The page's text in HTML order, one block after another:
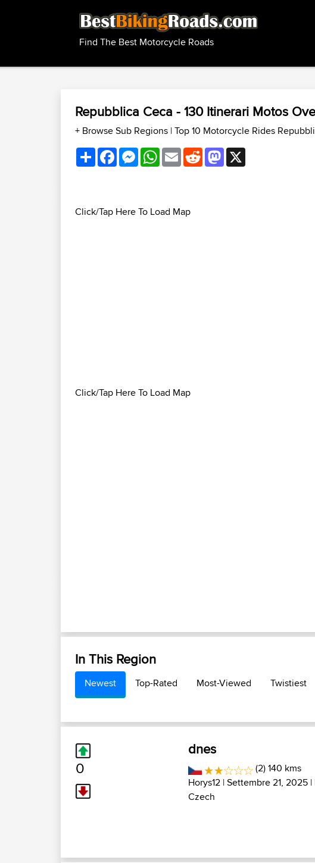
Find The Best Motorcycle Roads
Repubblica Ceca - 130 Itinerari Motos
+ Browse Sub Regions |Top 10 Motorcycle Rides
ShareFacebookMessenger
WhatsApp
EmailRedditMastodon
Click/Tap Here To Load Map
Click/Tap Here To Load Map
In This Region
Newest Top-Rated Most-Viewed Twistiest
0
dnes
(2) 140 kms
Horys12 | Settembre 21, 2025 |
Czech